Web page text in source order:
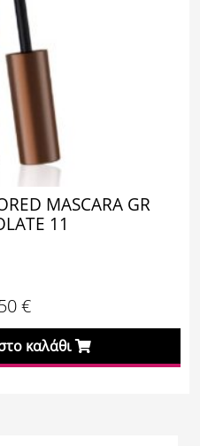
MASCARA GR
11
€
καλάθι